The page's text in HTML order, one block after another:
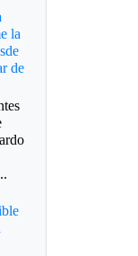
la
de